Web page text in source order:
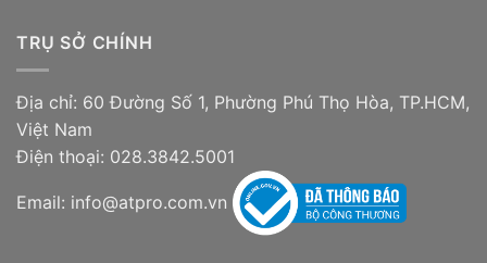
TRỤ SỞ CHÍNH
Địa chỉ: 60 Đường Số 1, Phường Phú Thọ Hòa, TP.HCM,
Việt Nam
Điện thoại: 028.3842.5001
Email: info@atpro.com.vn